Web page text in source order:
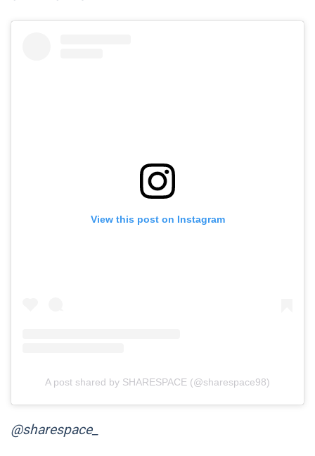
View this post on Instagram
A post shared by SHARESPACE (@sharespace98)
@sharespace_